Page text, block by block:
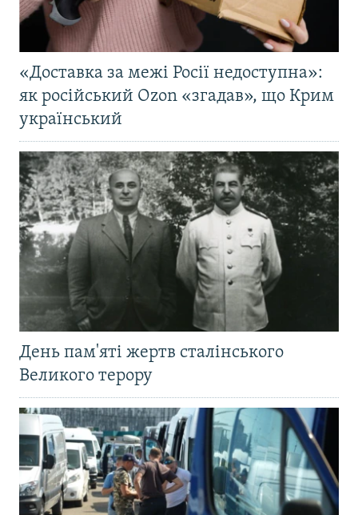
«Доставка за межі Росії недоступна»:
як російський Ozon «згадав», що Крим
український
День пам'яті жертв сталінського
Великого терору